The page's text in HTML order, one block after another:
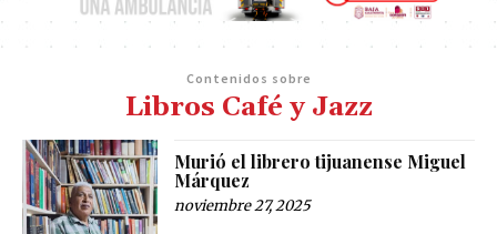
Contenidos sobre
Libros Café y Jazz
Murió el librero tijuanense Miguel
Márquez
noviembre 27, 2025